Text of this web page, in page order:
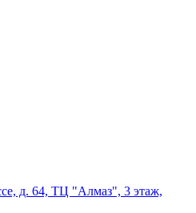
д. 64, ТЦ "Алмаз", 3 этаж,